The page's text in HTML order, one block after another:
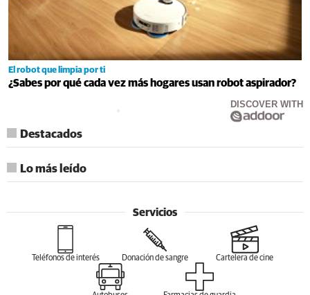
El robot que limpia por ti
¿Sabes por qué cada vez más hogares usan robot aspirador?
DISCOVER WITH
Destacados
Lo más leído
Servicios
Teléfonos de interés Donación de sangre Cartelera de cine